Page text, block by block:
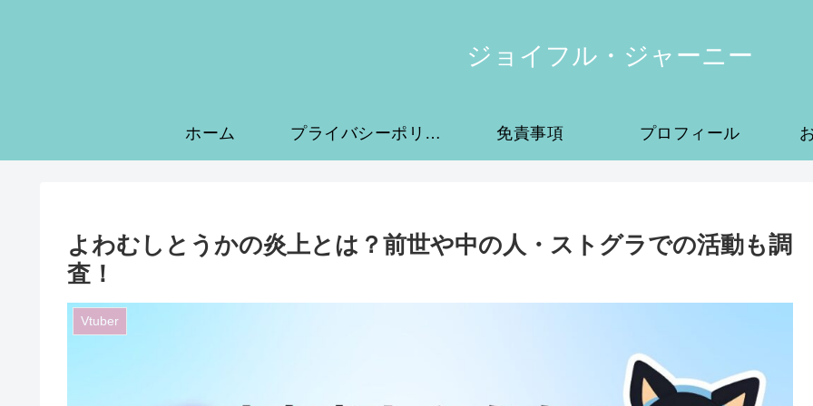
ジョイフル・ジャーニー
ホーム プライバシーポリシー 免責事項 プロフィール
よわむしとうかの炎上とは？前世や中の人・ストグラでの活動も調
査！
Vtuber